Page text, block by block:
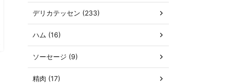
デリカテッセン (233)
ハム (16)
ソーセージ (9)
精肉 (17)